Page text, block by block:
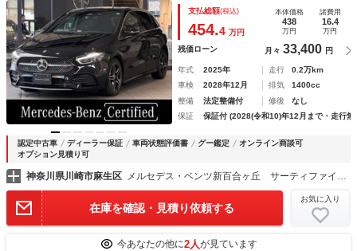
ントライト６４色 純正ドラレコ ワイヤレスチャージャー
自動開閉トランク フット
支払総額(税込)
454.4 万円
本体価格
438
万円
諸費用
16.4
万円
残価ローン 月々 33,400 円
年式 2025年 走行
0.2万km
車検
2028年12月 排気
1400cc
整備
法定整備付 修復
なし
保証
保証付 (2028(令和10)年12月まで・走行無
認定中古車 ディーラー保証 車両状態評価書 グー鑑定
オンライン商談可
オプション見積り可
神奈川県川崎市麻生区 メルセデス・ベンツ新百合ヶ丘 サーティファイドカーセンター （株）シュテルン世田谷
在庫を確認・見積り依頼する
お気に入り
今あなたの他に2人が見ています